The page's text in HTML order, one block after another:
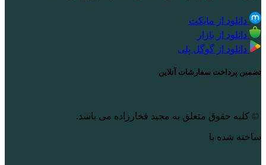
دانلود از مایکت
دانلود از بازار
دانلود از گوگل پلی
تضمین پرداخت سفارشات آنلاین
© کلیه حقوق متعلق به مجید فخارزاده می باشد.
ساخته شده با